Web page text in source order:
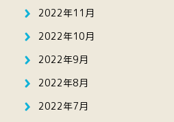
2022年11月
2022年10月
2022年9月
2022年8月
2022年7月